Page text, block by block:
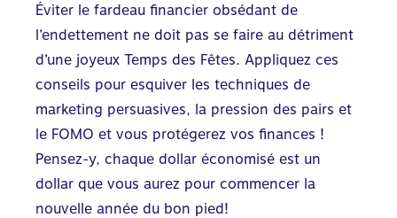
Éviter le fardeau financier obsédant de
l’endettement ne doit pas se faire au détriment
d’une joyeux Temps des Fêtes. Appliquez ces
conseils pour esquiver les techniques de
marketing persuasives, la pression des pairs et
le FOMO et vous protégerez vos finances !
Pensez-y, chaque dollar économisé est un
dollar que vous aurez pour commencer la
nouvelle année du bon pied!